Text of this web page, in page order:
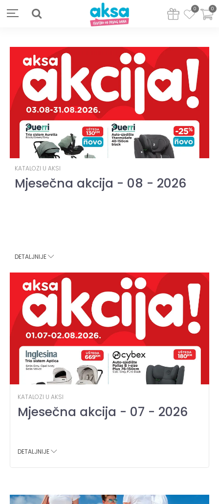
0
0
KATALOZI U AKSI
Mjesečna akcija - 08 - 2026
DETALJNIJE
KATALOZI U AKSI
Mjesečna akcija - 07 - 2026
DETALJNIJE